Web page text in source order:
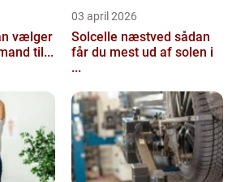
til...
03 april 2026
Solcelle næstved sådan
får du mest ud af solen i
...